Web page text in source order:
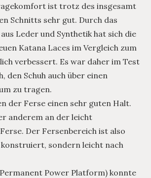
ist trotz des insgesamt
Schnitts sehr gut. Durch das
Leder und Synthetik hat sich die
Katana Laces im Vergleich zum
verbessert. Es war daher im Test
den Schuh auch über einen
zu tragen.
der Ferse einen sehr guten Halt.
anderem an der leicht
Der Fersenbereich ist also
sondern leicht nach
Power Platform) konnte